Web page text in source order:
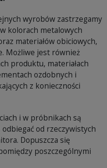
wyrobów zastrzegamy
kolorach metalowych
materiałów obiciowych,
Możliwe jest również
produktu, materiałach
ozdobnych i
z konieczności
i w próbnikach są
od rzeczywistych
Dopuszcza się
poszczególnymi